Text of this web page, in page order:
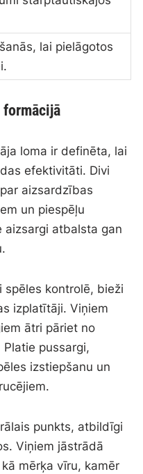
lai pielāgotos
formācijā
loma ir definēta, lai
efektivitāti. Divi
aizsardzības
un piespēļu
aizsargi atbalsta gan
spēles kontrolē, bieži
izplatītāji. Viņiem
ātri pāriet no
pussargi,
izstiepšanu un
punkts, atbildīgi
Viņiem jāstrādā
mērķa vīru, kamēr